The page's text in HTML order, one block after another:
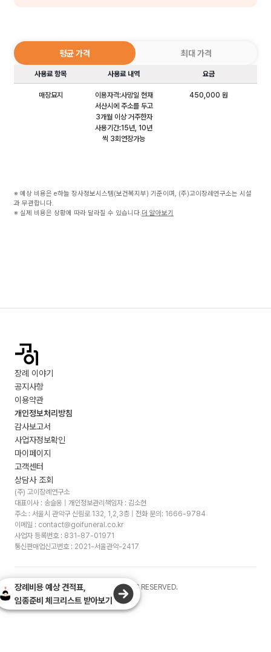
평균 가격 최대 가격
사용료 항목 사용료 내역 요금
매장묘지
이용자격:사망일 현재
서산시에 주소를 두고
3개월 이상 거주한자
사용기간:15년, 10년
씩 3회연장가능
450,000 원
※ 예상 비용은 e하늘 장사정보시스템(보건복지부) 기준이며, (주)고이장례연구소는 시설
과 무관합니다.
※ 실제 비용은 상황에 따라 달라질 수 있습니다.더 알아보기
장례 이야기
공지사항
이용약관
개인정보처리방침
감사보고서
사업자정보확인
마이페이지
고객센터
상담사 조회
(주) 고이장례연구소
대표이사 : 송슬옹 | 개인정보관리책임자 : 김소현
주소 : 서울시 관악구 신림로 132, 1,2,3층 | 전화 문의: 1666-9784
이메일 : contact@goifuneral.co.kr
사업자 등록번호 : 831-87-01971
통신판매업신고번호 : 2021-서울관악-2417
©2026. (주)고이장례연구소 ALL RIGHTS RESERVED.
장례비용 예상 견적표,
임종준비 체크리스트 받아보기